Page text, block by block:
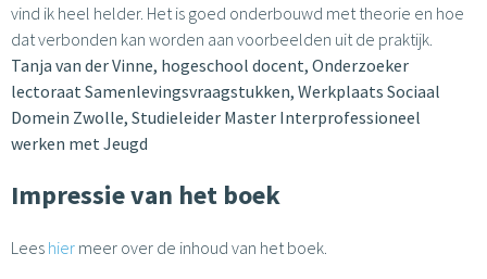
vind ik heel helder. Het is goed onderbouwd met theorie en hoe
dat verbonden kan worden aan voorbeelden uit de praktijk.
Tanja van der Vinne, hogeschool docent, Onderzoeker
lectoraat Samenlevingsvraagstukken, Werkplaats Sociaal
Domein Zwolle, Studieleider Master Interprofessioneel
werken met Jeugd
Impressie van het boek
Lees hier meer over de inhoud van het boek.